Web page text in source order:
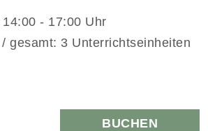
- 17:00 Uhr
gesamt: 3 Unterrichtseinheiten
BUCHEN